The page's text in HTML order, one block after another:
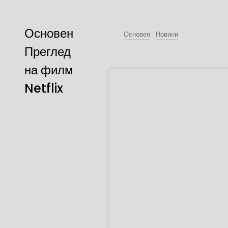
Основен
Преглед
на филм
Netflix
Основен Новини